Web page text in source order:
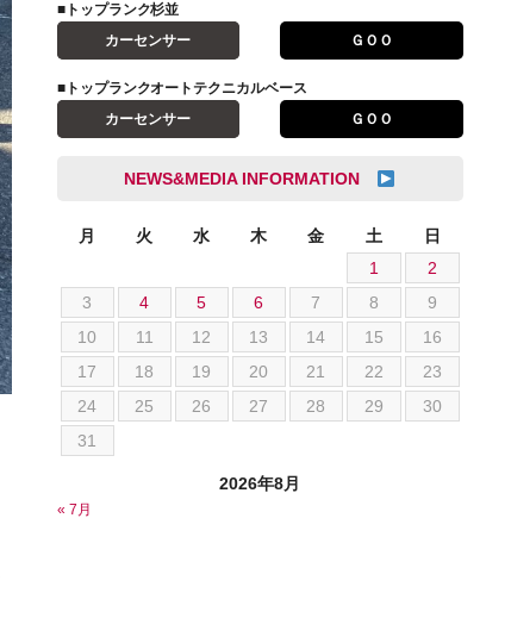
小野 利公
山本 大輔
岩井 裕一
川島 沙耶
杉崎 雅司
池根 陸
池田 悠亮
石川 成一郎
粟飯原 卓也
荒居 力哉
菊池 大誠
VOLVO
アストンマーティン
アバルト
アルファロメオ
クライスラージープ
シボレー
ジャガー
スズキ
スバル
ダッジ
トヨタ
■トップランク杉並
カーセンサー
ＧＯＯ
■トップランクオートテクニカルベース
カーセンサー
ＧＯＯ
NEWS&MEDIA INFORMATION
2026年8月
月 火 水 木 金 土
日
1
2
3
4 5 6 7 8
9
10
11 12 13 14 15
16
17
18 19 20 21 22
23
24
25 26 27 28 29
30
31
« 7月